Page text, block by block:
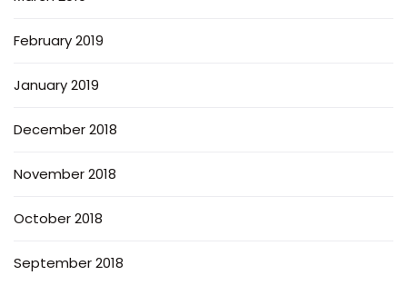
February 2019
January 2019
December 2018
November 2018
October 2018
September 2018